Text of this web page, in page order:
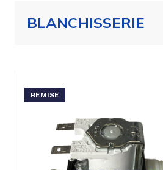
BLANCHISSERIE
REMISE